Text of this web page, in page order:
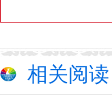
相关阅读